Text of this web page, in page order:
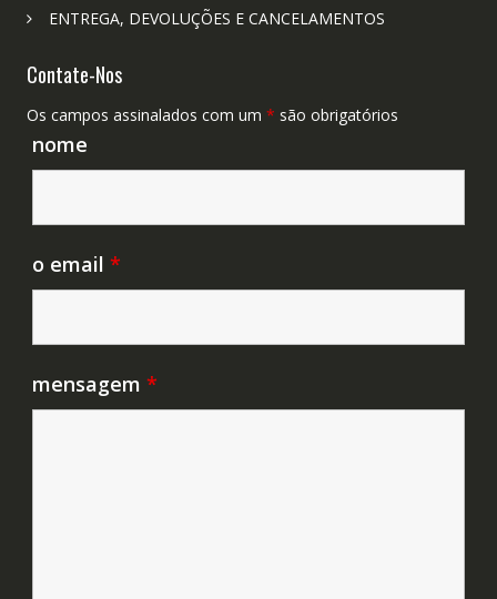
ENTREGA, DEVOLUÇÕES E CANCELAMENTOS
Contate-Nos
Os campos assinalados com um * são obrigatórios
nome
o email *
mensagem *